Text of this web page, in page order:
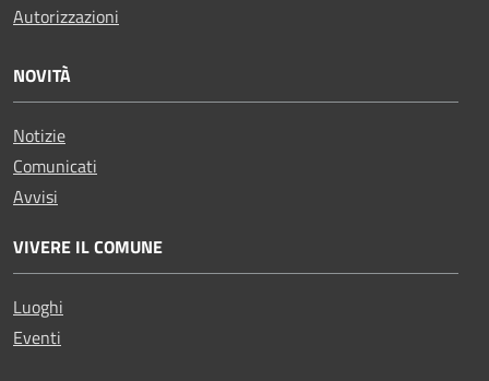
Autorizzazioni
NOVITÀ
Notizie
Comunicati
Avvisi
VIVERE IL COMUNE
Luoghi
Eventi